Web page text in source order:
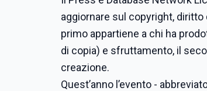
aggiornare sul copyright, diritto
primo appartiene a chi ha
di copia) e sfruttamento, il
creazione.
Quest’anno l’evento -